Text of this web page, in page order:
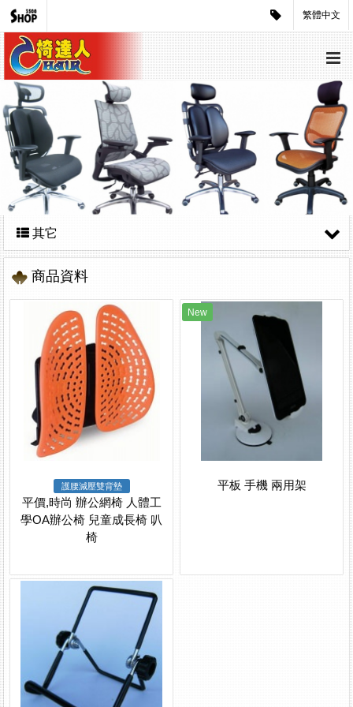
繁體中文
其它
商品資料
護腰減壓雙背墊
平價,時尚 辦公網椅 人體工
學OA辦公椅 兒童成長椅 叭
椅
New
平板 手機 兩用架